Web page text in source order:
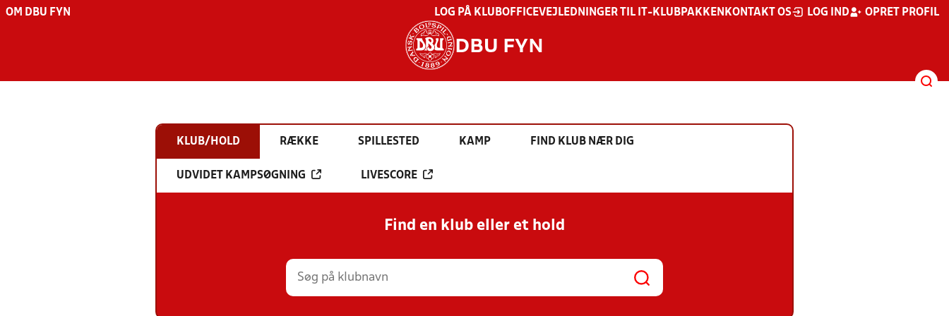
OM DBU FYN LOG PÅ KLUBOFFICEVEJLEDNINGER TIL IT-KLUBPAKKEN KONTAKT OS LOG IND OPRET PROFIL
DBU FYN
KLUB/HOLD RÆKKE SPILLESTED KAMP FIND KLUB NÆR DIG
UDVIDET KAMPSØGNING LIVESCORE
Find en klub eller et hold